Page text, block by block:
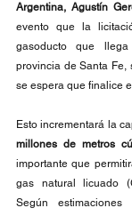
Argentina, Agustín
evento que la
gasoducto que
provincia de Santa Fe,
se espera que finalice
Esto incrementará la
millones de metros
importante que
gas natural licuado
Según